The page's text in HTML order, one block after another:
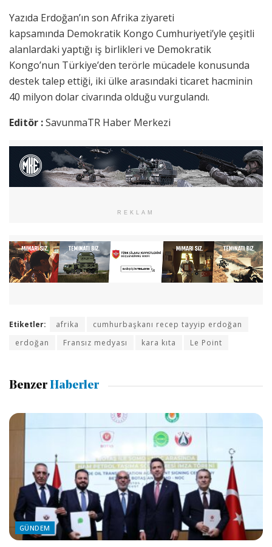
Yazıda Erdoğan’ın son Afrika ziyareti
kapsamında Demokratik Kongo Cumhuriyeti’yle çeşitli
alanlardaki yaptığı iş birlikleri ve Demokratik
Kongo’nun Türkiye’den terörle mücadele konusunda
destek talep ettiği, iki ülke arasındaki ticaret hacminin
40 milyon dolar civarında olduğu vurgulandı.
Editör :SavunmaTR Haber Merkezi
REKLAM
Etiketler: afrika
cumhurbaşkanı recep tayyip erdoğan
erdoğan
Fransız medyası kara kıta Le Point
Benzer Haberler
GÜNDEM